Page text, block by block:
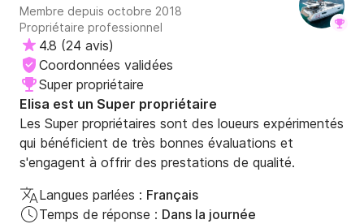
Membre depuis octobre 2018
Propriétaire professionnel
4.8 (24 avis)
Coordonnées validées
Super propriétaire
Elisa est un Super propriétaire
Les Super propriétaires sont des loueurs expérimentés
qui bénéficient de très bonnes évaluations et
s'engagent à offrir des prestations de qualité.
Langues parlées : Français
Temps de réponse : Dans la journée